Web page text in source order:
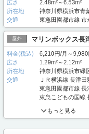
広さ
2.48m²～6.53m²
所在地
神奈川県横浜市青
交通
東急田園都市線
屋外 マリンボックス長
料金(税込)
6,210円/月～9,980
広さ
1.29m²～2.12m²
所在地
神奈川県横浜市緑
交通
ＪＲ横浜線 長津
東急田園都市線
東急こどもの国線
もっと見る